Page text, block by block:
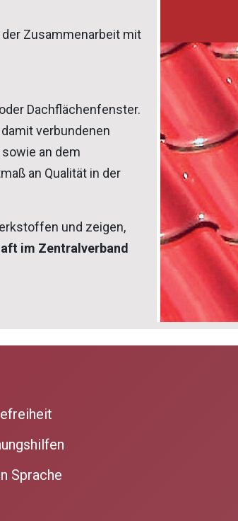
Zusammenarbeit mit
Dachflächenfenster.
verbundenen
an dem
an Qualität in der
und zeigen,
im Zentralverband
Sprache